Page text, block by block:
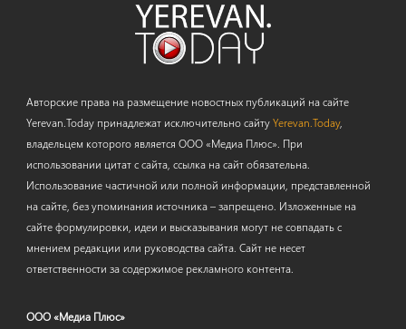
Авторские права на размещение новостных публикаций на сайте
Yerevan.Today принадлежат исключительно сайтуYerevan.Today,
владельцем которого является ООО «Медиа Плюс». При
использовании цитат с сайта, ссылка на сайт обязательна.
Использование частичной или полной информации, представленной
на сайте, без упоминания источника – запрещено. Изложенные на
сайте формулировки, идеи и высказывания могут не совпадать с
мнением редакции или руководства сайта. Сайт не несет
ответственности за содержимое рекламного контента.
ООО «Медиа Плюс»